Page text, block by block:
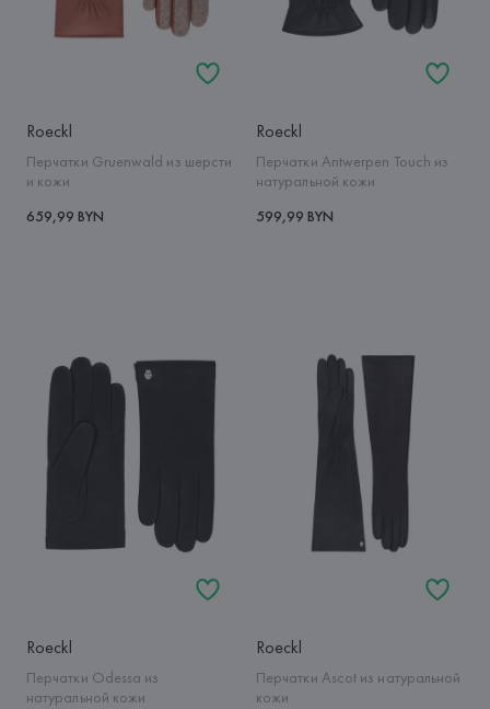
Roeckl
Перчатки Gruenwald из шерсти
и кожи
659,99 BYN
Roeckl
Перчатки Antwerpen Touch из
натуральной кожи
599,99 BYN
Roeckl
Перчатки Odessa из
натуральной кожи
Roeckl
Перчатки Ascot из натуральной
кожи